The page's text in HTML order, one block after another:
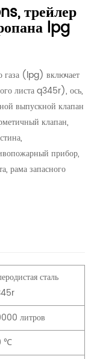
трейлер
lpg
газа (lpg) включает
листа q345r), ось,
выпускной клапан
клапан,
прибор,
рама запасного
сталь
литров
℃